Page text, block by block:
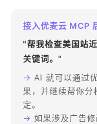
接入优麦云 MCP
"帮我检查美国站
关键词。"
→ AI 就可以通过
果，并继续帮你分
定。
→ 如果涉及广告